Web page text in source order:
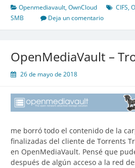
desaparecido
en
NextCloud!
Openmediavault,OwnCloud CIFS,
SMB
Deja un comentario
OpenMediaVault –
26 de mayo de 2018
me borró todo el contenido de la
finalizadas del cliente de Torrents
en OpenMediaVault. Pensé que
después de algún acceso a la red